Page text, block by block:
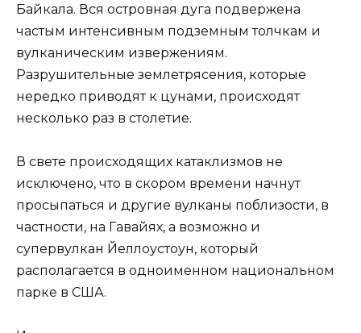
Байкала. Вся островная дуга подвержена
частым интенсивным подземным толчкам и
вулканическим извержениям.
Разрушительные землетрясения, которые
нередко приводят к цунами, происходят
несколько раз в столетие.
В свете происходящих катаклизмов не
исключено, что в скором времени начнут
просыпаться и другие вулканы поблизости, в
частности, на Гавайях, а возможно и
супервулкан Йеллоустоун, который
располагается в одноименном национальном
парке в США.